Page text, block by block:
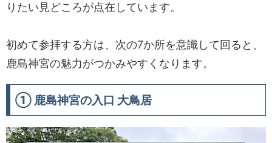
りたい見どころが点在しています。
初めて参拝する方は、次の7か所を意識して回ると、
鹿島神宮の魅力がつかみやすくなります。
① 鹿島神宮の入口 大鳥居